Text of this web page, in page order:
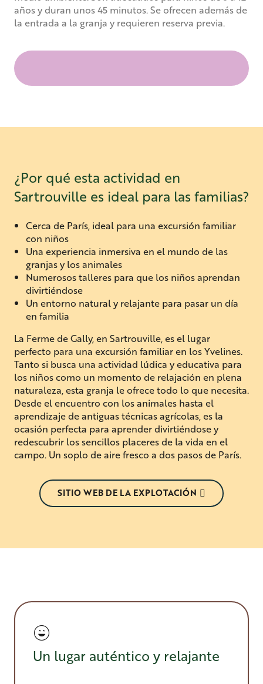
años y duran unos 45 minutos. Se ofrecen además de
la entrada a la granja y requieren reserva previa.
¿Por qué esta actividad en
Sartrouville es ideal para las familias?
Cerca de París, ideal para una excursión familiar
con niños
Una experiencia inmersiva en el mundo de las
granjas y los animales
Numerosos talleres para que los niños aprendan
divirtiéndose
Un entorno natural y relajante para pasar un día
en familia
La Ferme de Gally, en Sartrouville, es el lugar
perfecto para una excursión familiar en los Yvelines.
Tanto si busca una actividad lúdica y educativa para
los niños como un momento de relajación en plena
naturaleza, esta granja le ofrece todo lo que necesita.
Desde el encuentro con los animales hasta el
aprendizaje de antiguas técnicas agrícolas, es la
ocasión perfecta para aprender divirtiéndose y
redescubrir los sencillos placeres de la vida en el
campo. Un soplo de aire fresco a dos pasos de París.
SITIO WEB DE LA EXPLOTACIÓN
Un lugar auténtico y relajante